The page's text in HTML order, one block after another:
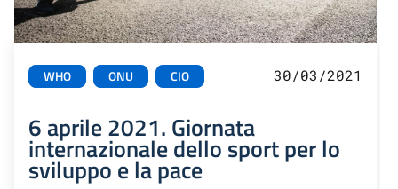
WHO ONU CIO 30/03/2021
6 aprile 2021. Giornata
internazionale dello sport per lo
sviluppo e la pace